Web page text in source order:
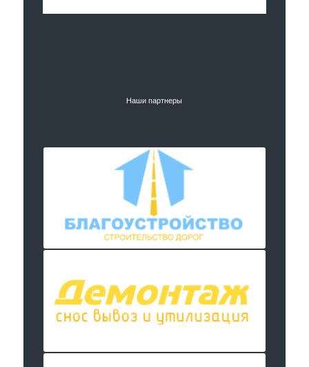
Наши партнеры